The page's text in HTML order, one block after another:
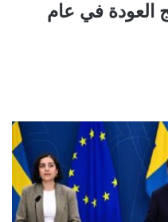
العودة في عام